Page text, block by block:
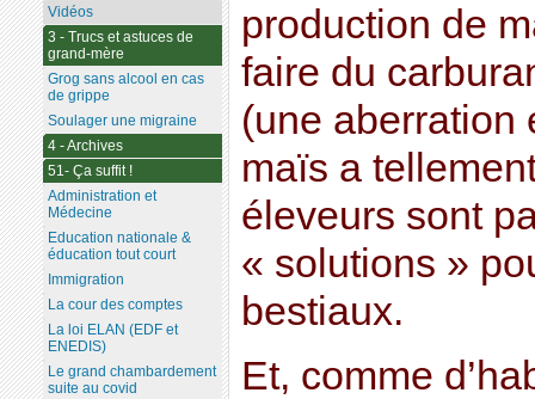
production de
faire du
(une aberration
maïs a
éleveurs sont
« solutions »
bestiaux.
Et, comme
Vidéos
3 - Trucs et astuces de
grand-mère
Grog sans alcool en cas
de grippe
Soulager une migraine
4 - Archives
51- Ça suffit !
Administration et
Médecine
Education nationale &
éducation tout court
Immigration
La cour des comptes
La loi ELAN (EDF et
ENEDIS)
Le grand chambardement
suite au covid